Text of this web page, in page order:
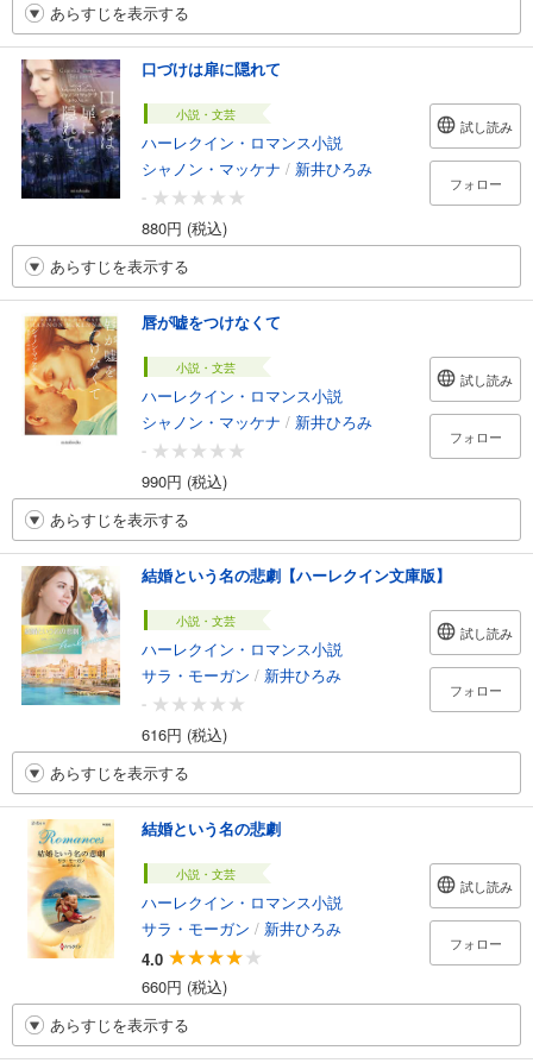
あらすじを表示する
口づけは扉に隠れて
小説・文芸
ハーレクイン・ロマンス小説
シャノン・マッケナ / 新井ひろみ
-
880円 (税込)
試し読み
フォロー
あらすじを表示する
唇が嘘をつけなくて
小説・文芸
ハーレクイン・ロマンス小説
シャノン・マッケナ / 新井ひろみ
-
990円 (税込)
試し読み
フォロー
あらすじを表示する
結婚という名の悲劇【ハーレクイン文庫版】
小説・文芸
ハーレクイン・ロマンス小説
サラ・モーガン / 新井ひろみ
-
616円 (税込)
試し読み
フォロー
あらすじを表示する
結婚という名の悲劇
小説・文芸
ハーレクイン・ロマンス小説
サラ・モーガン / 新井ひろみ
4.0
660円 (税込)
試し読み
フォロー
あらすじを表示する